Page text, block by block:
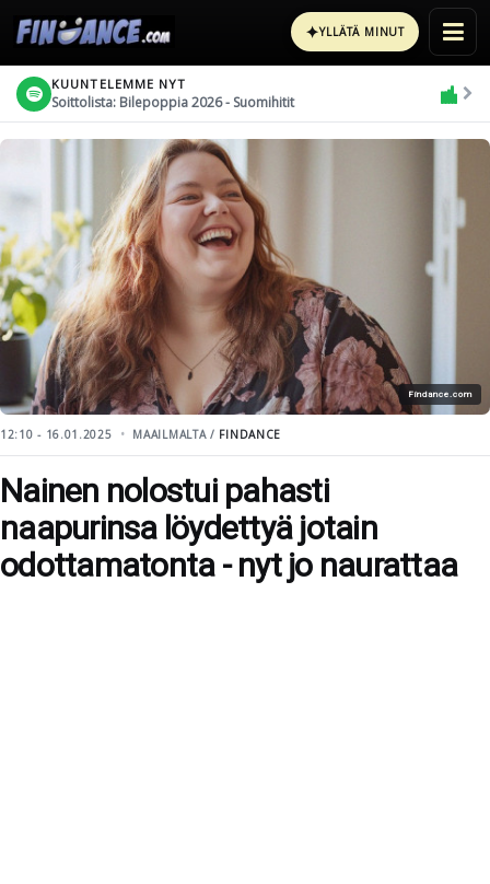
✦YLLÄTÄ MINUT
KUUNTELEMME NYT
Soittolista: Bilepoppia 2026 - Suomihitit
Findance.com
12:10 - 16.01.2025 MAAILMALTA / FINDANCE
Nainen nolostui pahasti
naapurinsa löydettyä jotain
odottamatonta - nyt jo naurattaa